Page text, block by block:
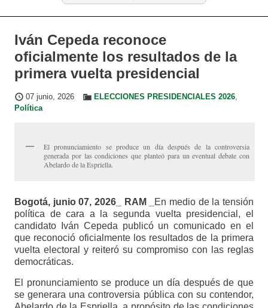
Iván Cepeda reconoce
oficialmente los resultados de la
primera vuelta presidencial
07 junio, 2026 ELECCIONES PRESIDENCIALES 2026,
Política
El pronunciamiento se produce un día después de la controversia
generada por las condiciones que planteó para un eventual debate con
Abelardo de la Espriella.
Bogotá, junio 07, 2026_ RAM _ En medio de la tensión
política de cara a la segunda vuelta presidencial, el
candidato Iván Cepeda publicó un comunicado en el
que reconoció oficialmente los resultados de la primera
vuelta electoral y reiteró su compromiso con las reglas
democráticas.
El pronunciamiento se produce un día después de que
se generara una controversia pública con su contendor,